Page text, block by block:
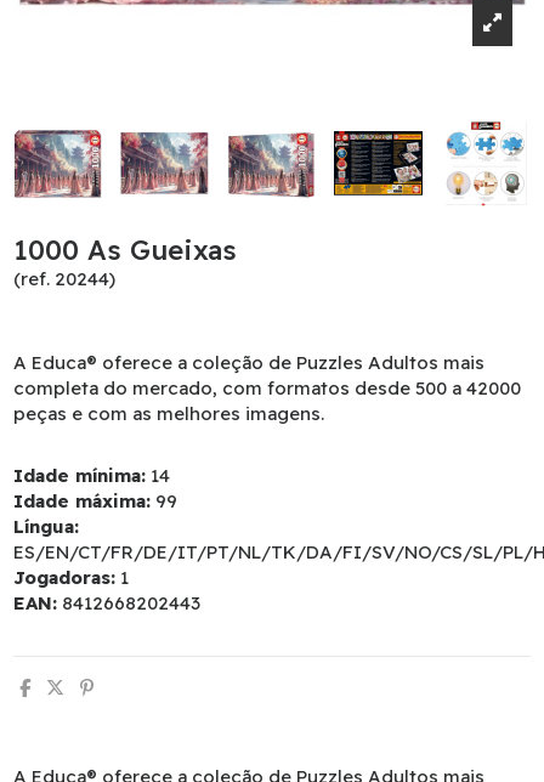
1000 As Gueixas
(ref. 20244)
A Educa® oferece a coleção de Puzzles Adultos mais
completa do mercado, com formatos desde 500 a 42000
peças e com as melhores imagens.
Idade mínima: 14
Idade máxima: 99
Língua:
ES/EN/CT/FR/DE/IT/PT/NL/TK/DA/FI/SV/NO/CS/SL/PL/
Jogadoras: 1
EAN: 8412668202443
A Educa® oferece a coleção de Puzzles Adultos mais